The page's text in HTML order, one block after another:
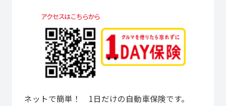
ネットで簡単！ 1日だけの自動車保険です。